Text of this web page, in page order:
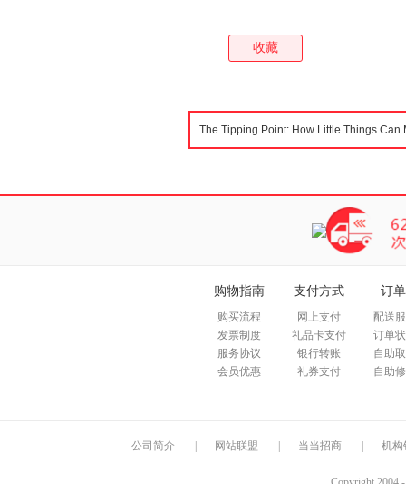
收藏
购物指南
购买流程
发票制度
服务协议
会员优惠
支付方式
网上支付
礼品卡支付
银行转账
礼券支付
订
配送
订单
自助
自助
公司简介 网站联盟 当当招商 机构